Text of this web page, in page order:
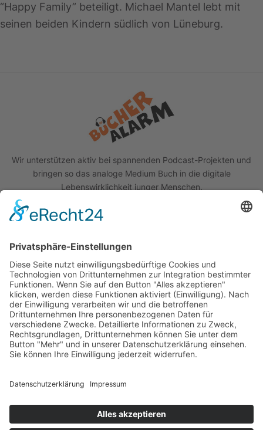
“Happy Family” beteiligt. Michael Mantel lebt mit
seinen beiden Kindern südlich von Lüneburg.
Wir unterstützen aktiv bei spannenden Podcast-Projekten und
bringen so das analoge Medium Buch in die digitale
Lebenswirklichkeit junger Menschen.
Best Practice
Termine
Büchereien
Weiterführende Schulen
Podcast
Abonniere unseren Newsletter
Datenschutzerklärung.